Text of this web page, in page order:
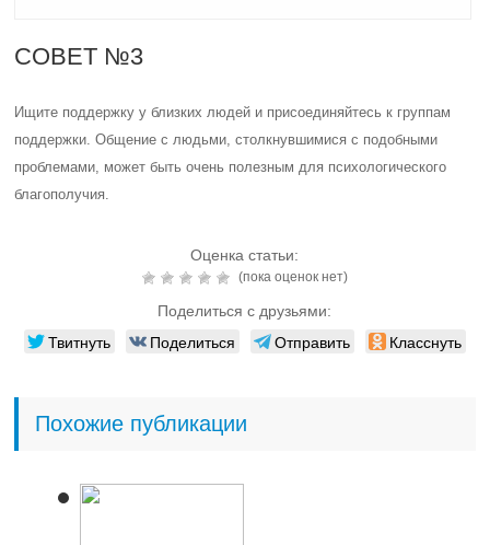
СОВЕТ №3
Ищите поддержку у близких людей и присоединяйтесь к группам
поддержки. Общение с людьми, столкнувшимися с подобными
проблемами, может быть очень полезным для психологического
благополучия.
Оценка статьи:
(пока оценок нет)
Поделиться с друзьями:
Твитнуть Поделиться Отправить Класснуть
Похожие публикации